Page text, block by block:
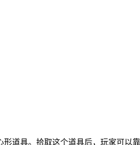
道具。拾取这个道具后，玩家可